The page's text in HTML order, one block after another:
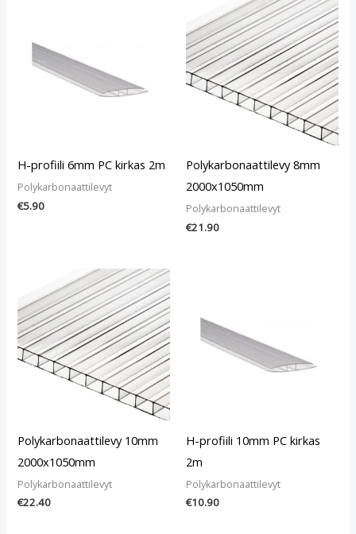
H-profiili 6mm PC kirkas 2m
Polykarbonaattilevyt
€5.90
Polykarbonaattilevy 8mm
2000x1050mm
Polykarbonaattilevyt
€21.90
Polykarbonaattilevy 10mm
2000x1050mm
Polykarbonaattilevyt
€22.40
H-profiili 10mm PC kirkas
2m
Polykarbonaattilevyt
€10.90